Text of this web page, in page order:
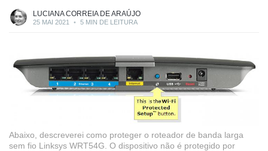
LUCIANA CORREIA DE ARAÚJO
25 MAI 2021 • 5 MIN DE LEITURA
Abaixo, descreverei como proteger o roteador de banda larga
sem fio Linksys WRT54G. O dispositivo não é protegido por